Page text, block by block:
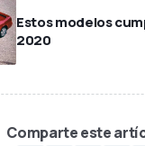
Estos modelos
2020
Comparte este